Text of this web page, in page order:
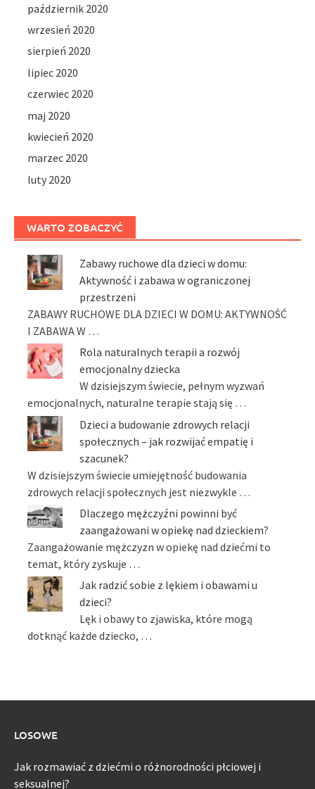
październik 2020
wrzesień 2020
sierpień 2020
lipiec 2020
czerwiec 2020
maj 2020
kwiecień 2020
marzec 2020
luty 2020
WARTO ZOBACZYĆ
Zabawy ruchowe dla dzieci w domu:
Aktywność i zabawa w ograniczonej
przestrzeni
ZABAWY RUCHOWE DLA DZIECI W DOMU: AKTYWNOŚĆ
I ZABAWA W …
Rola naturalnych terapii a rozwój
emocjonalny dziecka
W dzisiejszym świecie, pełnym wyzwań
emocjonalnych, naturalne terapie stają się …
Dzieci a budowanie zdrowych relacji
społecznych – jak rozwijać empatię i
szacunek?
W dzisiejszym świecie umiejętność budowania
zdrowych relacji społecznych jest niezwykle …
Dlaczego mężczyźni powinni być
zaangażowani w opiekę nad dzieckiem?
Zaangażowanie mężczyzn w opiekę nad dziećmi to
temat, który zyskuje …
Jak radzić sobie z lękiem i obawami u
dzieci?
Lęk i obawy to zjawiska, które mogą
dotknąć każde dziecko, …
LOSOWE
Jak rozmawiać z dziećmi o różnorodności płciowej i
seksualnej?